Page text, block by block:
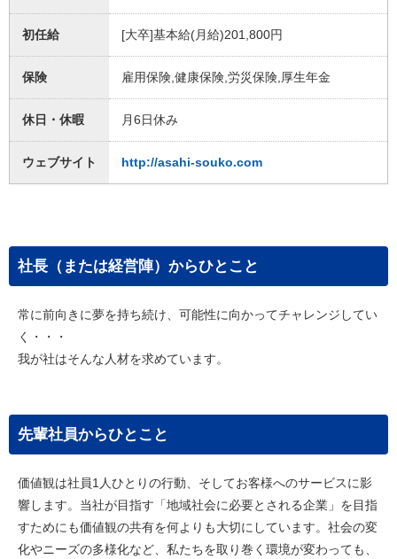
初任給 [大卒]基本給(月給)201,800円
保険 雇用保険,健康保険,労災保険,厚生年金
休日・休暇 月6日休み
ウェブサイト http://asahi-souko.com
社長（または経営陣）からひとこと
常に前向きに夢を持ち続け、可能性に向かってチャレンジしてい
く・・・
我が社はそんな人材を求めています。
先輩社員からひとこと
価値観は社員1人ひとりの行動、そしてお客様へのサービスに影
響します。当社が目指す「地域社会に必要とされる企業」を目指
すためにも価値観の共有を何よりも大切にしています。社会の変
化やニーズの多様化など、私たちを取り巻く環境が変わっても、